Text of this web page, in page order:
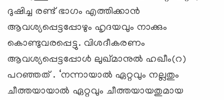
ദുഷിച്ച രണ്ട് ഭാഗം എത്തിക്കാൻ
ആവശ്യപ്പെട്ടപ്പോഴും ഹൃദയവും നാക്കും
കൊണ്ടുവരപ്പെട്ടു. വിശദീകരണം
ആവശ്യപ്പെട്ടപ്പോൾ ലുഖ്മാനുൽ ഹഖീം(റ)
പറഞ്ഞത് . ‘നന്നായാൽ ഏറ്റവും നല്ലതും
ചീത്തയായാൽ ഏറ്റവും ചീത്തയായതുമായ